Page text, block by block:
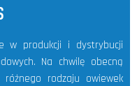
w produkcji i dystrybucji
Na chwilę obecną
rodzaju owiewek